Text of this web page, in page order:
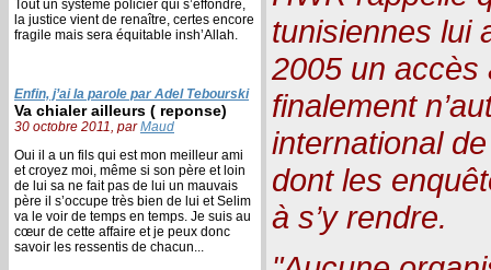
Tout un système policier qui s’effondre,
la justice vient de renaître, certes encore
fragile mais sera équitable insh’Allah.
Enfin, j’ai la parole par Adel Tebourski
Va chialer ailleurs ( reponse)
30 octobre 2011, parMaud
Oui il a un fils qui est mon meilleur ami
et croyez moi, même si son père et loin
de lui sa ne fait pas de lui un mauvais
père il s’occupe très bien de lui et Selim
va le voir de temps en temps. Je suis au
cœur de cette affaire et je peux donc
savoir les ressentis de chacun...
tunisiennes lui
2005 un accès
finalement
international
dont les
à s’y rendre.